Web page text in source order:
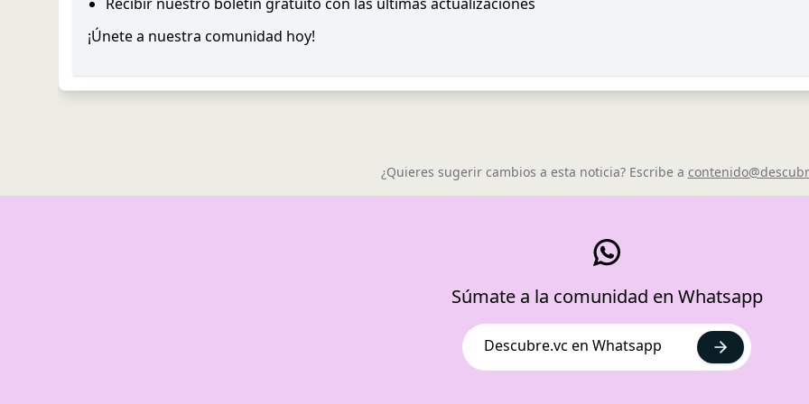
¡Únete a nuestra comunidad hoy!
¿Quieres sugerir cambios a esta noticia? Escribe a
Súmate a la comunidad en Whatsapp
Descubre.vc en Whatsapp